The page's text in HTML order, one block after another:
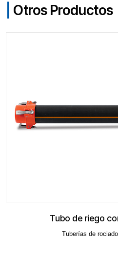
Otros Productos
Tubo de riego
Tuberías de